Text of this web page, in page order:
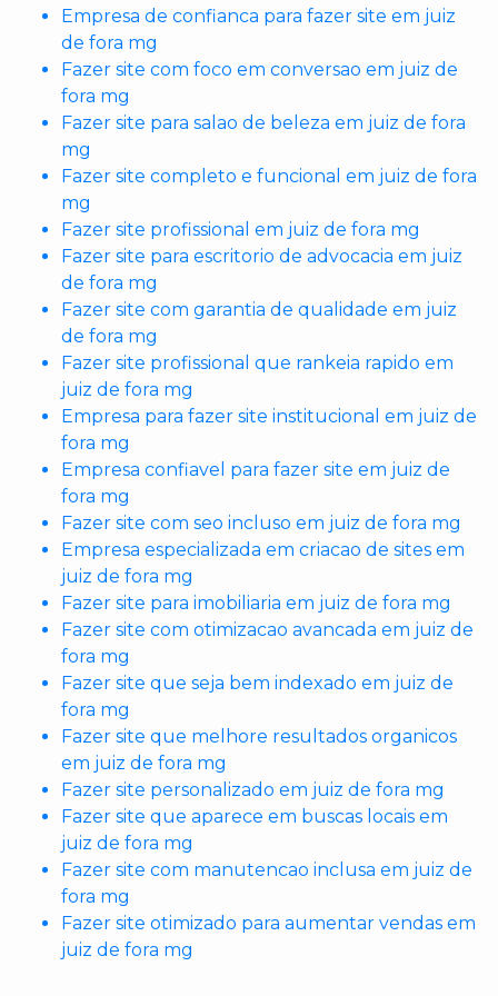
Empresa de confianca para fazer site em juiz
de fora mg
Fazer site com foco em conversao em juiz de
fora mg
Fazer site para salao de beleza em juiz de fora
mg
Fazer site completo e funcional em juiz de fora
mg
Fazer site profissional em juiz de fora mg
Fazer site para escritorio de advocacia em juiz
de fora mg
Fazer site com garantia de qualidade em juiz
de fora mg
Fazer site profissional que rankeia rapido em
juiz de fora mg
Empresa para fazer site institucional em juiz de
fora mg
Empresa confiavel para fazer site em juiz de
fora mg
Fazer site com seo incluso em juiz de fora mg
Empresa especializada em criacao de sites em
juiz de fora mg
Fazer site para imobiliaria em juiz de fora mg
Fazer site com otimizacao avancada em juiz de
fora mg
Fazer site que seja bem indexado em juiz de
fora mg
Fazer site que melhore resultados organicos
em juiz de fora mg
Fazer site personalizado em juiz de fora mg
Fazer site que aparece em buscas locais em
juiz de fora mg
Fazer site com manutencao inclusa em juiz de
fora mg
Fazer site otimizado para aumentar vendas em
juiz de fora mg